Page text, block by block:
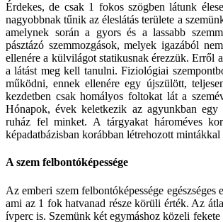
Érdekes, de csak 1 fokos szögben látunk
nagyobbnak tűnik az éleslátás területe a
amelynek során a gyors és a lassabb
pásztázó szemmozgások, melyek igazából
ellenére a külvilágot statikusnak érezzük. Erről
a látást meg kell tanulni.Fiziológiai
működni, ennek ellenére egy újszülött,
kezdetben csak homályos foltokat lát a
Hónapok, évek keletkezik az agyunkban
ruház fel minket. A tárgyakat hároméves
képadatbázisban korábban létrehozott
A szem felbontóképessége
Az emberi szem felbontóképessége
ami az 1 fok hatvanad része körüli érték. Az
ívperc is. Szemünk két egymáshoz közeli